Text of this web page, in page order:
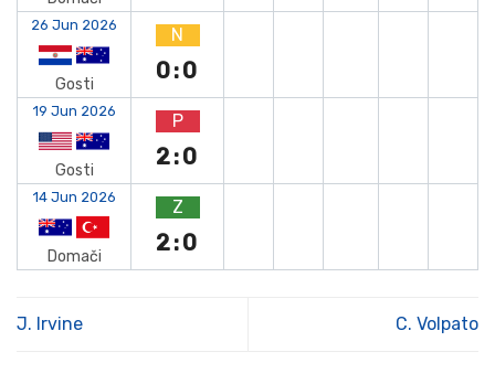
26 Jun 2026
Gosti
N
0:0
19 Jun 2026
Gosti
P
2:0
14 Jun 2026
Domači
Z
2:0
J. Irvine C. Volpato